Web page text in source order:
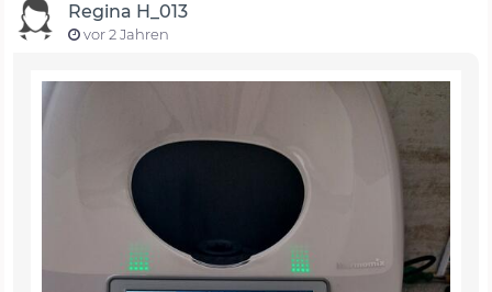
Regina H_013
vor 2 Jahren